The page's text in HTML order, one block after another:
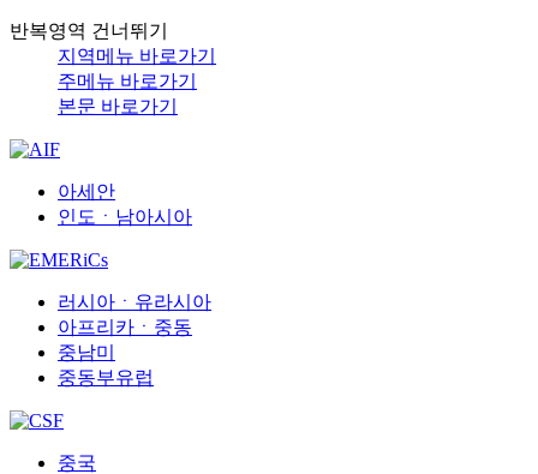
반복영역 건너뛰기
지역메뉴 바로가기
주메뉴 바로가기
본문 바로가기
아세안
인도ㆍ남아시아
러시아ㆍ유라시아
아프리카ㆍ중동
중남미
중동부유럽
중국